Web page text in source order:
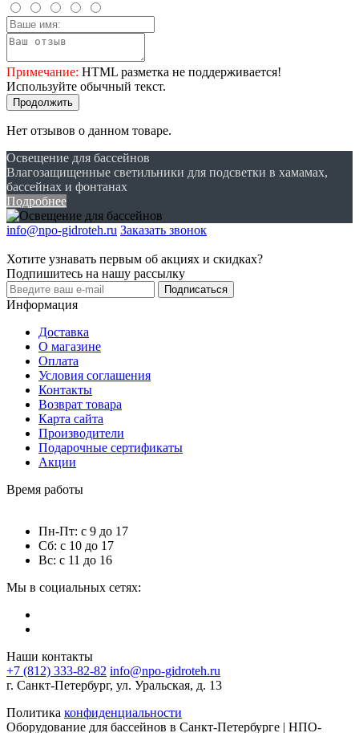
Примечание: HTML разметка не поддерживается!
Используйте обычный текст.
Продолжить
Нет отзывов о данном товаре.
Освещение для бассейнов
Влагозащищенные светильники для подсветки в хамамах,
бассейнах и фонтанах
Подробнее
info@npo-gidroteh.ru Заказать звонок
Хотите узнавать первым об акциях и скидках?
Подпишитесь на нашу рассылку
Подписаться
Информация
Доставка
О магазине
Оплата
Условия соглашения
Контакты
Возврат товара
Карта сайта
Производители
Подарочные сертификаты
Акции
Время работы
Пн-Пт: с 9 до 17
Сб: с 10 до 17
Вс: с 11 до 16
Мы в социальных сетях:
Наши контакты
+7 (812) 333-82-82 info@npo-gidroteh.ru
г. Санкт-Петербург, ул. Уральская, д. 13
Политика конфиденциальности
Оборудование для бассейнов в Санкт-Петербурге | НПО-